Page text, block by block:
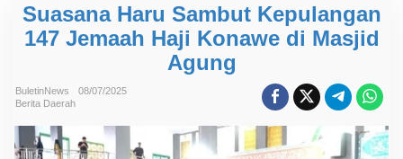
a
Suasana Haru Sambut Kepulangan
147 Jemaah Haji Konawe di Masjid
Agung
BuletinNews
08/07/2025
Berita Daerah